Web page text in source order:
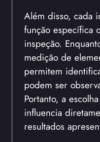
Além disso, cada
função específica
inspeção.
medição de
permitem
podem ser
Portanto, a
influencia
resultados